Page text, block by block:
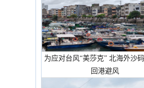
为应对台风“美莎克” 北海外沙
回港避风